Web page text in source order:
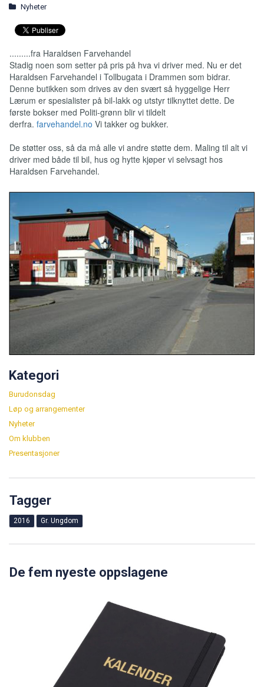
Nyheter
.........fra Haraldsen Farvehandel
Stadig noen som setter på pris på hva vi driver med. Nu er det
Haraldsen Farvehandel i Tollbugata i Drammen som bidrar.
Denne butikken som drives av den svært så hyggelige Herr
Lærum er spesialister på bil-lakk og utstyr tilknyttet dette. De
første bokser med Politi-grønn blir vi tildelt
derfra. farvehandel.no Vi takker og bukker.
De støtter oss, så da må alle vi andre støtte dem. Maling til alt vi
driver med både til bil, hus og hytte kjøper vi selvsagt hos
Haraldsen Farvehandel.
Kategori
Burudonsdag
Løp og arrangementer
Nyheter
Om klubben
Presentasjoner
Tagger
2016 Gr. Ungdom
De fem nyeste oppslagene